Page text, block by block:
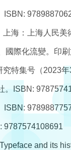
ISBN:
海：上海人民美
際化流變。印
特集号（2023年
。ISBN:
ISBN:
9787574108691
and its